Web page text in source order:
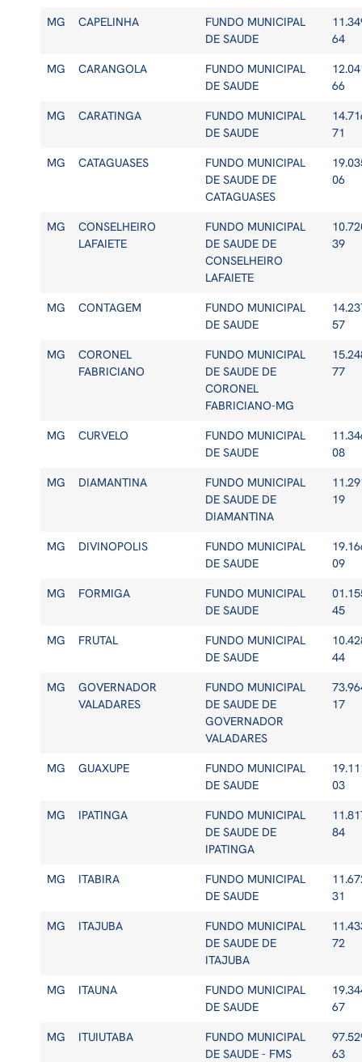
MG CAPELINHA
FUNDO MUNICIPAL
DE SAUDE
64
MG CARANGOLA
FUNDO MUNICIPAL
DE SAUDE
66
MG CARATINGA
FUNDO MUNICIPAL
DE SAUDE
71
MG CATAGUASES
FUNDO MUNICIPAL
DE SAUDE DE
CATAGUASES
06
MG
CONSELHEIRO
LAFAIETE
FUNDO MUNICIPAL
DE SAUDE DE
CONSELHEIRO
LAFAIETE
39
MG CONTAGEM
FUNDO MUNICIPAL
DE SAUDE
57
MG
CORONEL
FABRICIANO
FUNDO MUNICIPAL
DE SAUDE DE
CORONEL
FABRICIANO-MG
77
MG CURVELO
FUNDO MUNICIPAL
DE SAUDE
08
MG DIAMANTINA
FUNDO MUNICIPAL
DE SAUDE DE
DIAMANTINA
19
MG DIVINOPOLIS
FUNDO MUNICIPAL
DE SAUDE
09
MG FORMIGA
FUNDO MUNICIPAL
DE SAUDE
45
MG FRUTAL
FUNDO MUNICIPAL
DE SAUDE
44
MG
GOVERNADOR
VALADARES
FUNDO MUNICIPAL
DE SAUDE DE
GOVERNADOR
VALADARES
17
MG GUAXUPE
FUNDO MUNICIPAL
DE SAUDE
03
MG IPATINGA
FUNDO MUNICIPAL
DE SAUDE DE
IPATINGA
84
MG ITABIRA
FUNDO MUNICIPAL
DE SAUDE
31
MG ITAJUBA
FUNDO MUNICIPAL
DE SAUDE DE
ITAJUBA
72
MG ITAUNA
FUNDO MUNICIPAL
DE SAUDE
67
MG ITUIUTABA
FUNDO MUNICIPAL
DE SAUDE - FMS
63